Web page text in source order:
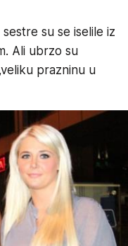
su se iselile iz
Ali ubrzo su
prazninu u